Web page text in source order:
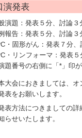
演発表
演題：発表５分、討論３
報告：発表５分、討論３
・固形がん：発表７分、
・リンフォーマ：発表
題番号の右側に「*」印
大会におきましては、
表をお願いします。
表方法につきましての
らせいたします。